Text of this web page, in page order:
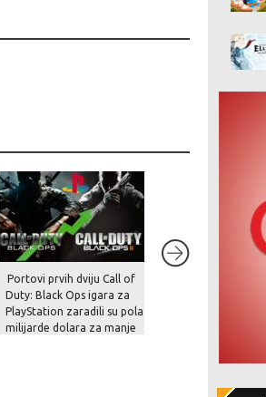
Portovi prvih dviju Call of
Duty: Black Ops igara za
PlayStation zaradili su pola
milijarde dolara za manje